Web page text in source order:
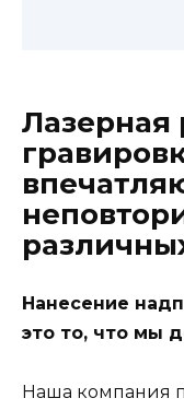
Лазерная
Нанесение
это то, что мы
Наша компания